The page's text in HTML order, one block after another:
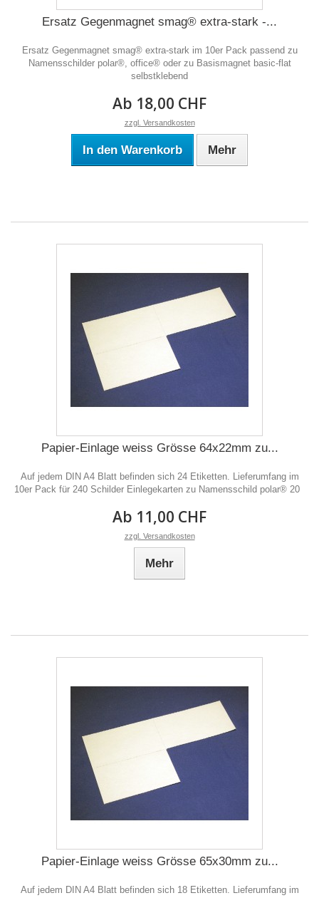
Ersatz Gegenmagnet smag® extra-stark -...
Ersatz Gegenmagnet smag® extra-stark im 10er Pack passend zu
Namensschilder polar®, office® oder zu Basismagnet basic-flat
selbstklebend
Ab 18,00 CHF
zzgl. Versandkosten
In den Warenkorb Mehr
Papier-Einlage weiss Grösse 64x22mm zu...
Auf jedem DIN A4 Blatt befinden sich 24 Etiketten. Lieferumfang im
10er Pack für 240 Schilder Einlegekarten zu Namensschild polar® 20
Ab 11,00 CHF
zzgl. Versandkosten
Mehr
Papier-Einlage weiss Grösse 65x30mm zu...
Auf jedem DIN A4 Blatt befinden sich 18 Etiketten. Lieferumfang im